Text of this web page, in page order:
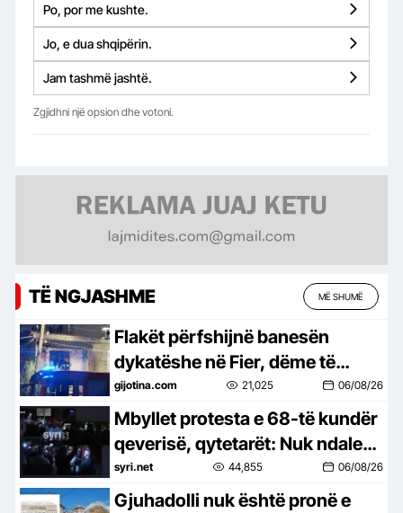
Po, por me kushte.
Jo, e dua shqipërin.
Jam tashmë jashtë.
Zgjidhni një opsion dhe votoni.
TË NGJASHME MË SHUMË
Flakët përfshijnë banesën
dykatëshe në Fier, dëme të
mëdha materiale
gijotina.com 21,025 06/08/26
Mbyllet protesta e 68-të kundër
qeverisë, qytetarët: Nuk ndalemi
deri në largimin e Ramës
syri.net 44,855 06/08/26
Gjuhadolli nuk është pronë e